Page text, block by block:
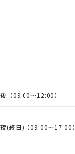
（09:00〜12:00）
(終日) （09:00〜17:00）